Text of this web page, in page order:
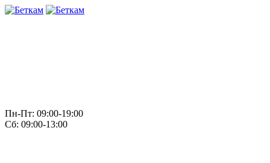
Пн-Пт: 09:00-19:00
Сб: 09:00-13:00